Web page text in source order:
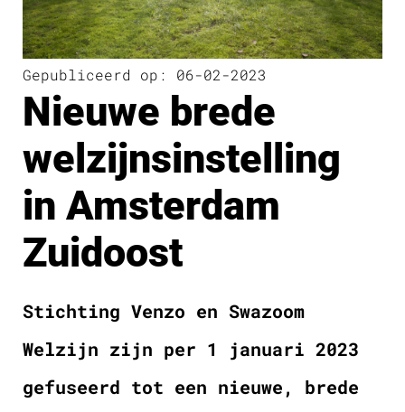
Gepubliceerd op: 06-02-2023
Nieuwe brede
welzijnsinstelling
in Amsterdam
Zuidoost
Stichting Venzo en Swazoom
Welzijn zijn per 1 januari 2023
gefuseerd tot een nieuwe, brede